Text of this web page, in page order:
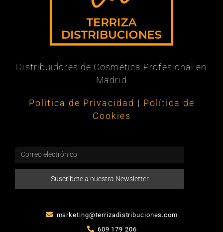
Distribuidores de Cosmética Profesional en
Madrid
Política de Privacidad | Política de
Cookies
Suscríbete a nuestra Newsletter
marketing@terrizadistribuciones.com
609 179 206